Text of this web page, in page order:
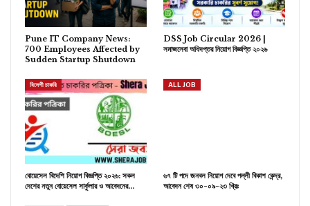
Pune IT Company News:
700 Employees Affected by
Sudden Startup Shutdown
DSS Job Circular 2026 |
সমাজসেবা অধিদপ্তর নিয়োগ বিজ্ঞপ্তি ২০২৬
বিদেশী চাকরি
বোয়েসেল বিদেশি নিয়োগ বিজ্ঞপ্তি ২০২৬: সকল
দেশের নতুন বোয়েসেল সার্কুলার ও আবেদনের…
ALL JOB
৬৭ টি পদে জনবল নিয়োগ দেবে পল্লী বিকাশ কেন্দ্র,
আবেদন শেষ ৩০-০৯-২৩ খ্রিঃ